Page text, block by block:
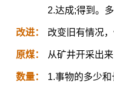
2.达成;得到。
改进： 改变旧有情况
原煤： 从矿井开采出
数量：
1.事物的多少和